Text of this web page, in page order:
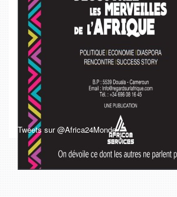
Tweets sur @Africa24Monde